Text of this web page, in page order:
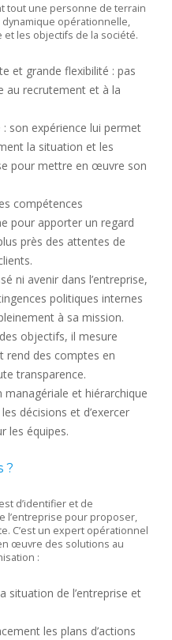
tout une personne de terrain
dynamique opérationnelle,
les objectifs de la société.
et grande flexibilité : pas
au recrutement et à la
son expérience lui permet
la situation et les
pour mettre en œuvre son
compétences
pour apporter un regard
près des attentes de
ni avenir dans l’entreprise,
politiques internes
à sa mission.
objectifs, il mesure
rend des comptes en
transparence.
et hiérarchique
décisions et d’exercer
les équipes.
?
d’identifier et de
l’entreprise pour proposer,
C’est un expert opérationnel
œuvre des solutions au
:
situation de l’entreprise et
les plans d’actions